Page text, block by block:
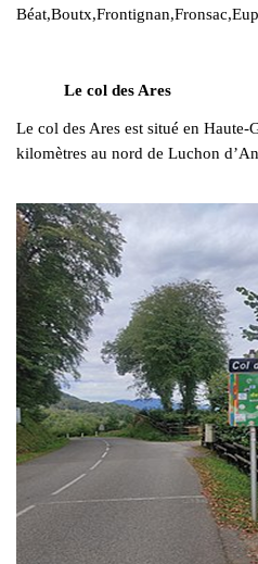
Le col des Ares
Le col des Ares est situé en Haute-
kilomètres au nord de Luchon